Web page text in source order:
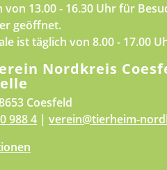
von 13.00 - 16.30 Uhr für
geöffnet.
ist täglich von 8.00 - 17.00
Nordkreis
Coesfeld
988 4 | verein@tierheim-